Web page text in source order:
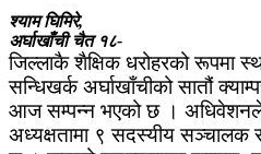
श्याम घिमिरे,
अर्घाखाँची चैत १८-
जिल्लाकै शैक्षिक धरोहरको रूपमा
सन्धिखर्क अर्घाखाँचीको सातौं
आज सम्पन्न भएको छ । अधिवेशनले
अध्यक्षतामा ९ सदस्यीय सञ्चालक